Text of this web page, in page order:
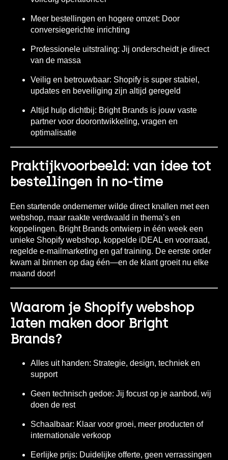
Meer bestellingen en hogere omzet: Door
conversiegerichte inrichting
Professionele uitstraling: Jij onderscheidt je direct
van de massa
Veilig en betrouwbaar: Shopify is super stabiel,
updates en beveiliging zijn altijd geregeld
Altijd hulp dichtbij: Bright Brands is jouw vaste
partner voor doorontwikkeling, vragen en
optimalisatie
Praktijkvoorbeeld: van idee tot
bestellingen in no-time
Een startende ondernemer wilde direct knallen met een
webshop, maar raakte verdwaald in thema’s en
koppelingen. Bright Brands ontwierp in één week een
unieke Shopify webshop, koppelde iDEAL en voorraad,
regelde e-mailmarketing en gaf training. De eerste order
kwam al binnen op dag één—en de klant groeit nu elke
maand door!
Waarom je Shopify webshop
laten maken door Bright
Brands?
Alles uit handen: Strategie, design, techniek en
support
Geen technisch gedoe: Jij focust op je aanbod, wij
doen de rest
Schaalbaar: Klaar voor groei, meer producten of
internationale verkoop
Eerlijke prijs: Duidelijke offerte, geen verrassingen